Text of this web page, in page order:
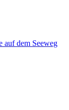
auf dem Seeweg